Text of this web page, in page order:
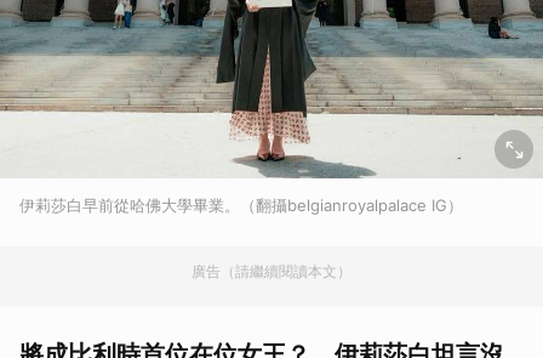
伊莉莎白早前從哈佛大學畢業。（翻攝belgianroyalpalace IG）
廣告（請繼續閱讀本文）